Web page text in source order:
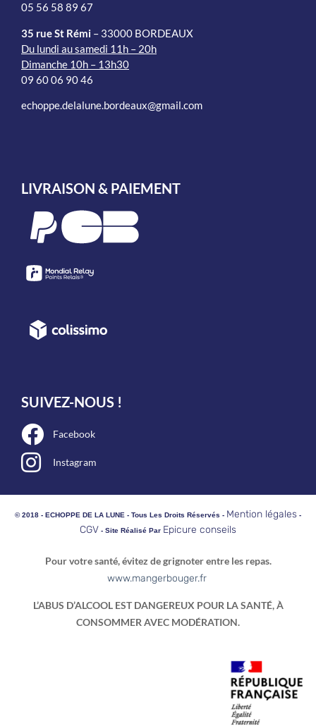
05 56 58 89 67
35 rue St Rémi – 33000 BORDEAUX
Du lundi au samedi 11h – 20h
Dimanche 10h – 13h30
09 60 06 90 46
echoppe.delalune.bordeaux@gmail.com
LIVRAISON & PAIEMENT
SUIVEZ-NOUS !
Facebook
Instagram
© 2018 - ECHOPPE DE LA LUNE - Tous Les Droits Réservés - Mention légales -
CGV - Site Réalisé Par Epicure conseils
Pour votre santé, évitez de grignoter entre les repas.
www.mangerbouger.fr
L’ABUS D’ALCOOL EST DANGEREUX POUR LA SANTÉ, À
CONSOMMER AVEC MODÉRATION.